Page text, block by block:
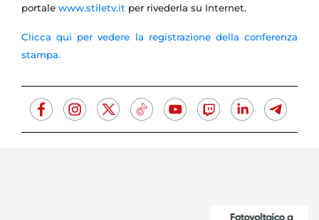
portale www.stiletv.it per rivederla su Internet.
Clicca qui per vedere la registrazione della conferenza
stampa.